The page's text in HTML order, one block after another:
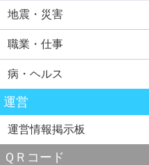
地震・災害
職業・仕事
病・ヘルス
運営
運営情報掲示板
ＱＲコード